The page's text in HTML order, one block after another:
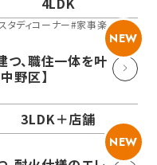
タディコーナー#家事楽
NEW
、職住一体を叶
野区】
3LDK＋店舗
NEW